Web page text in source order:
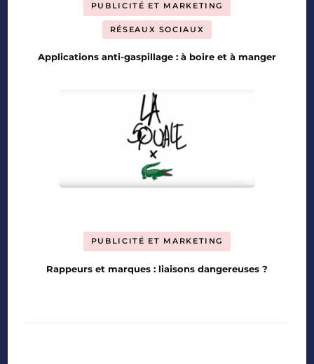
PUBLICITÉ ET MARKETING
RÉSEAUX SOCIAUX
Applications anti-gaspillage : à boire et à manger
PUBLICITÉ ET MARKETING
Rappeurs et marques : liaisons dangereuses ?